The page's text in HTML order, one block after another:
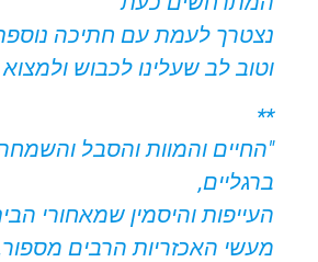
נצטרך לעמת עם חתיכה
וטוב לב שעלינו לכבוש
**
"החיים והמוות והסבל
ברגליים,
העייפות והיסמין שמאחורי
מעשי האכזריות הרבים